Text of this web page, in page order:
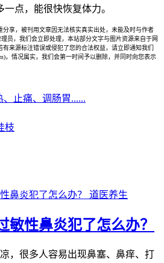
点，能很快恢复体力。
分享，被刊用文章因无法核实真实出处，未能及时与作者
员，我们会立即处理，本站部分文字与图片资源来自于网
来源标注错误或侵犯了您的合法权益，请立即通知我们
，情况属实，我们会第一时间予以删除，并同时向您表示
止痛、调肠胃......
枝
道医养生
敏性鼻炎犯了怎么办？
，很多人容易出现鼻塞、鼻痒、打